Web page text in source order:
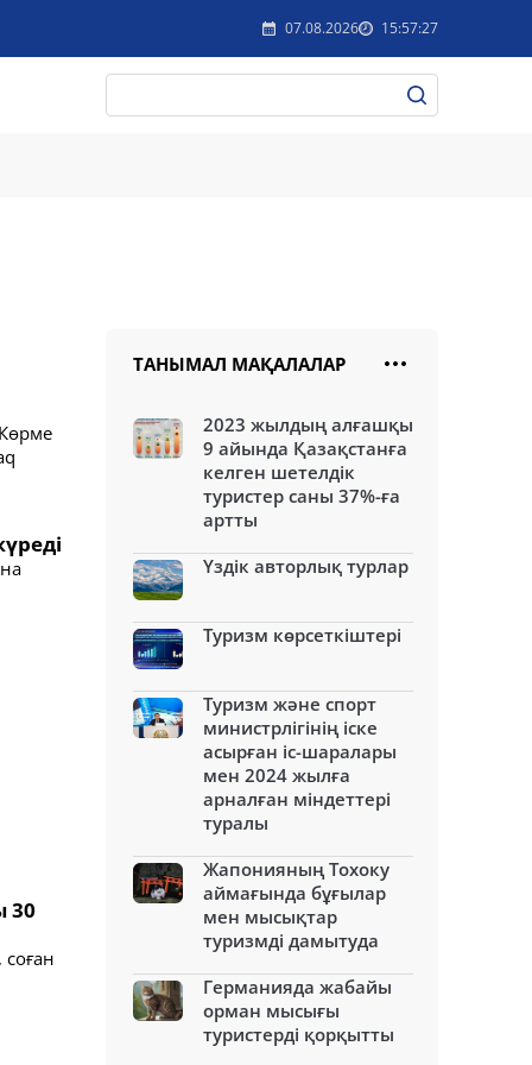
07.08.2026 15:57:27
30
ТАНЫМАЛ МАҚАЛАЛАР
2023 жылдың алғашқы
9 айында Қазақстанға
келген шетелдік
туристер саны 37%-ға
артты
Үздік авторлық турлар
Туризм көрсеткіштері
Туризм және спорт
министрлігінің іске
асырған іс-шаралары
мен 2024 жылға
арналған міндеттері
туралы
Жапонияның Тохоку
аймағында бұғылар
мен мысықтар
туризмді дамытуда
Германияда жабайы
орман мысығы
туристерді қорқытты